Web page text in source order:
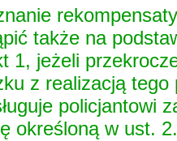
także na
1, jeżeli
z realizacją
policjantowi
określoną w ust. 2.